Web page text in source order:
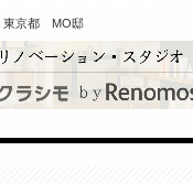
東京都 MO邸